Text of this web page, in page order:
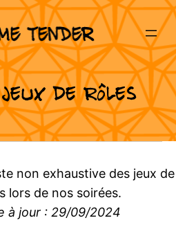
de rôles
non exhaustive des jeux de
lors de nos soirées.
à jour : 29/09/2024